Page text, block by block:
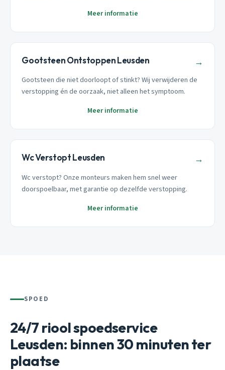
Meer informatie
Gootsteen Ontstoppen Leusden →
Gootsteen die niet doorloopt of stinkt? Wij verwijderen de
verstopping én de oorzaak, niet alleen het symptoom.
Meer informatie
Wc Verstopt Leusden →
Wc verstopt? Onze monteurs maken hem snel weer
doorspoelbaar, met garantie op dezelfde verstopping.
Meer informatie
SPOED
24/7 riool spoedservice
Leusden: binnen 30 minuten ter
plaatse